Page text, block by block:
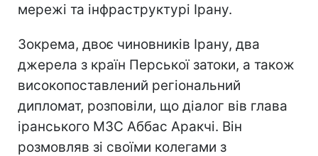
мережі та інфраструктурі Ірану.
Зокрема, двоє чиновників Ірану, два
джерела з країн Перської затоки, а також
високопоставлений регіональний
дипломат, розповіли, що діалог вів глава
іранського МЗС Аббас Аракчі. Він
розмовляв зі своїми колегами з